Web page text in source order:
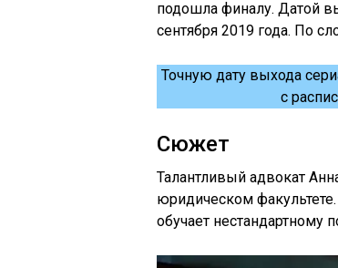
подошла финалу. Датой
сентября 2019 года. По
Точную дату выхода
с
Сюжет
Талантливый адвокат
юридическом
обучает нестандартному